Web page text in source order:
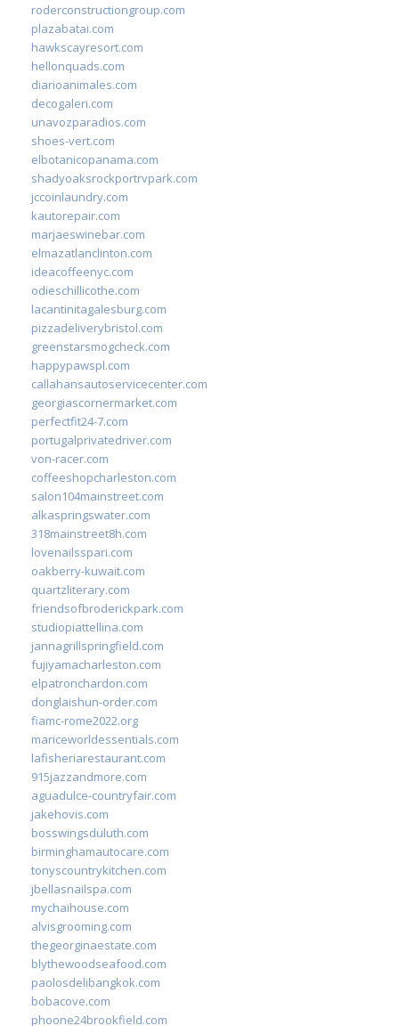
roderconstructiongroup.com
plazabatai.com
hawkscayresort.com
hellonquads.com
diarioanimales.com
decogaleri.com
unavozparadios.com
shoes-vert.com
elbotanicopanama.com
shadyoaksrockportrvpark.com
jccoinlaundry.com
kautorepair.com
marjaeswinebar.com
elmazatlanclinton.com
ideacoffeenyc.com
odieschillicothe.com
lacantinitagalesburg.com
pizzadeliverybristol.com
greenstarsmogcheck.com
happypawspl.com
callahansautoservicecenter.com
georgiascornermarket.com
perfectfit24-7.com
portugalprivatedriver.com
von-racer.com
coffeeshopcharleston.com
salon104mainstreet.com
alkaspringswater.com
318mainstreet8h.com
lovenailsspari.com
oakberry-kuwait.com
quartzliterary.com
friendsofbroderickpark.com
studiopiattellina.com
jannagrillspringfield.com
fujiyamacharleston.com
elpatronchardon.com
donglaishun-order.com
fiamc-rome2022.org
mariceworldessentials.com
lafisheriarestaurant.com
915jazzandmore.com
aguadulce-countryfair.com
jakehovis.com
bosswingsduluth.com
birminghamautocare.com
tonyscountrykitchen.com
jbellasnailspa.com
mychaihouse.com
alvisgrooming.com
thegeorginaestate.com
blythewoodseafood.com
paolosdelibangkok.com
bobacove.com
phoone24brookfield.com